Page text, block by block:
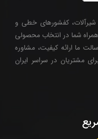
شیرآلات، کفشورهای خطی و
شما در انتخاب محصولی
ما ارائه کیفیت، مشاوره
مشتریان در سراسر ایران